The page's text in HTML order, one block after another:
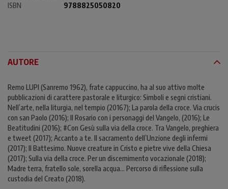
ISBN
9788825050820
AUTORE
Remo LUPI (Sanremo 1962), frate cappuccino, ha al suo attivo molte
pubblicazioni di carattere pastorale e liturgico: Simboli e segni cristiani.
Nell’arte, nella liturgia, nel tempio (20167); La parola della croce. Via crucis
con san Paolo (2016); Il Rosario con i personaggi del Vangelo, (2016); Le
Beatitudini (2016); #Con Gesù sulla via della croce. Tra Vangelo, preghiera
e tweet (2017); Accanto a te. Il sacramento dell’Unzione degli infermi
(2017); Il Battesimo. Nuove creature in Cristo e pietre vive della Chiesa
(2017); Sulla via della croce. Per un discernimento vocazionale (2018);
Madre terra, fratello sole, sorella acqua… Percorso di riflessione sulla
custodia del Creato (2018).